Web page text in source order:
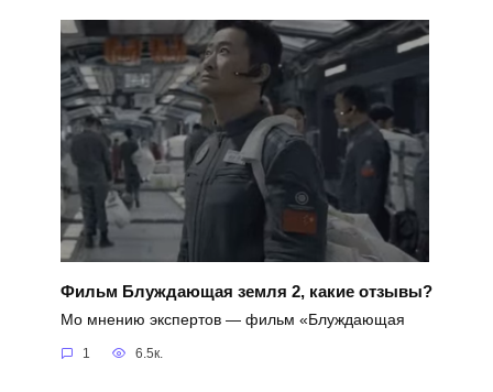
Фильм Блуждающая земля 2, какие отзывы?
Мо мнению экспертов — фильм «Блуждающая
1 6.5к.